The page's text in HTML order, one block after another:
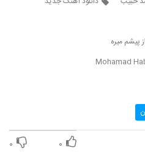
آهنگ آسمون تیره
ثابت قدم بنام نمیشه که نمیشه
پیشم میره
Mohamad
۰ ۰